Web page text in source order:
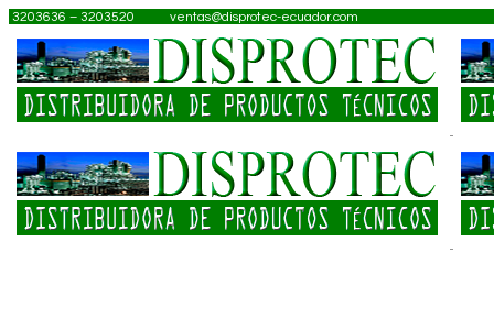
3203636 – 3203520 ventas@disprotec-ecuador.com